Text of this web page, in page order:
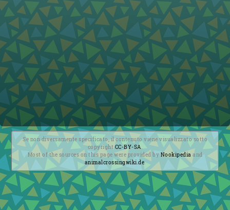
Se non diversamente specificato, il contenuto viene visualizzato sotto
copyrightCC-BY-SA.
Most of the sources on this page were provided by Nookipedia and
animalcrossingwiki.de.